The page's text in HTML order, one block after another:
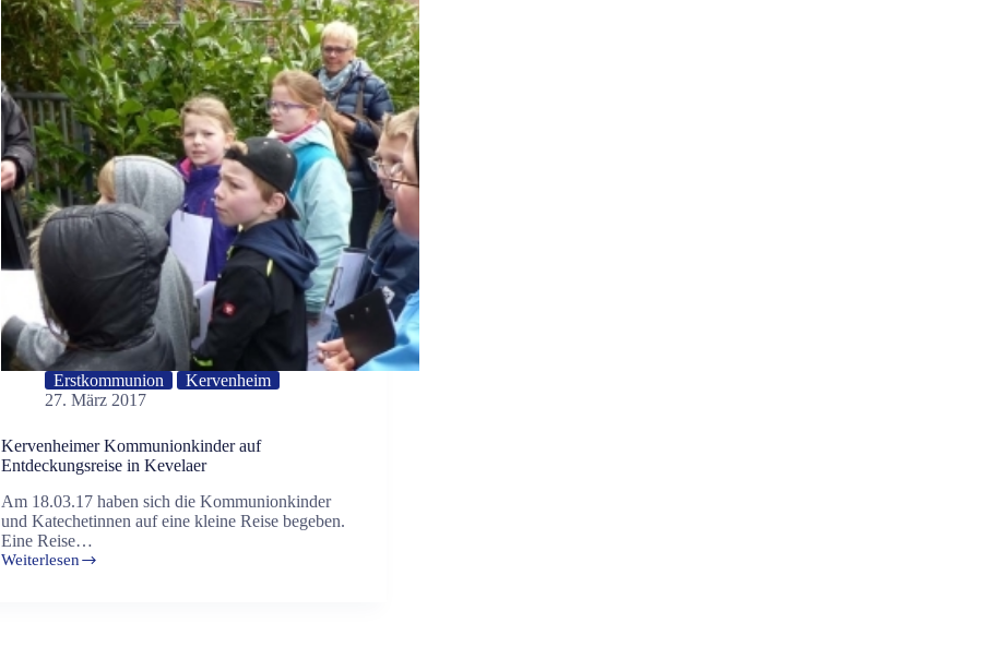
Erstkommunion
Kervenheim
27. März 2017
Kervenheimer Kommunionkinder auf
Entdeckungsreise in Kevelaer
Am 18.03.17 haben sich die Kommunionkinder
und Katechetinnen auf eine kleine Reise begeben.
Eine Reise…
Weiterlesen
Kervenheimer